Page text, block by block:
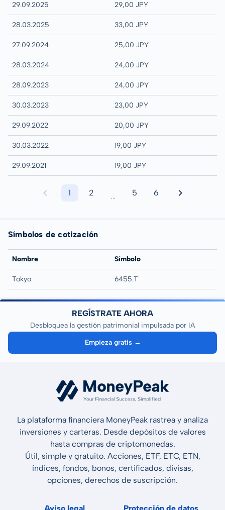
29.09.2025 29,00 JPY
28.03.2025 33,00 JPY
27.09.2024 25,00 JPY
28.03.2024 24,00 JPY
28.09.2023 24,00 JPY
30.03.2023 23,00 JPY
29.09.2022 20,00 JPY
30.03.2022 19,00 JPY
29.09.2021 19,00 JPY
1 2 ... 5 6
Símbolos de cotización
Nombre Símbolo
Tokyo 6455.T
REGÍSTRATE AHORA
Desbloquea la gestión patrimonial impulsada por IA
Empieza gratis →
La plataforma financiera MoneyPeak rastrea y analiza
inversiones y carteras. Desde depósitos de valores
hasta compras de criptomonedas.
Útil, simple y gratuito. Acciones, ETF, ETC, ETN,
índices, fondos, bonos, certificados, divisas,
opciones, derechos de suscripción.
Aviso legal Protección de datos